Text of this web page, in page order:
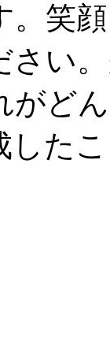
。笑
さい
がど
した